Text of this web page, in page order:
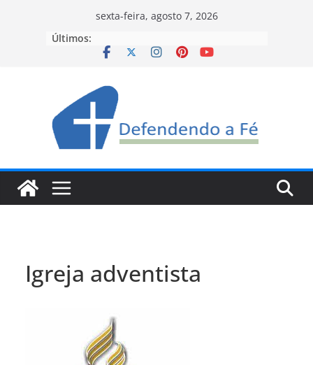
sexta-feira, agosto 7, 2026
Últimos:
Igreja adventista